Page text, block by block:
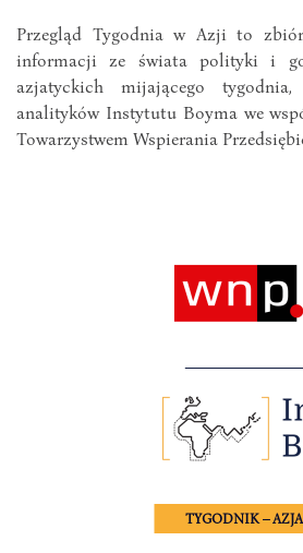
Przegląd Tygodnia w Azji to zbiór
informacji ze świata polityki i
azjatyckich mijającego
analityków Instytutu Boyma we
Towarzystwem Wspierania
TYGODNIK – AZJA